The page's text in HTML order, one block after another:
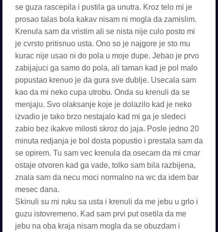
se guza rascepila i pustila ga unutra. Kroz telo mi je
prosao talas bola kakav nisam ni mogla da zamislim.
Krenula sam da vristim ali se nista nije culo posto mi
je cvrsto pritisnuo usta. Ono so je najgore je sto mu
kurac nije usao ni do pola u moje dupe. Jebao je prvo
zabijajuci ga samo do pola, ali taman kad je pol malo
popustao krenuo je da gura sve dublje. Usecala sam
kao da mi neko cupa utrobu. Onda su krenuli da se
menjaju. Svo olaksanje koje je dolazilo kad je neko
izvadio je tako brzo nestajalo kad mi ga je sledeci
zabio bez ikakve milosti skroz do jaja. Posle jedno 20
minuta redjanja je bol dosta popustio i prestala sam da
se opirem. Tu sam vec krenula da osecam da mi cmar
ostaje otvoren kad ga vade, tolko sam bila razbijena,
znala sam da necu moci normalno na wc da idem bar
mesec dana.
Skinuli su mi ruku sa usta i krenuli da me jebu u grlo i
guzu istovremeno. Kad sam prvi put osetila da me
jebu na oba kraja nisam mogla da se obuzdam i